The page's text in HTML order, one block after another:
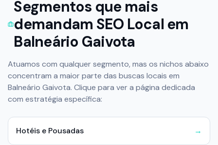
Segmentos que mais
demandam SEO Local em
Balneário Gaivota
Atuamos com qualquer segmento, mas os nichos abaixo
concentram a maior parte das buscas locais em
Balneário Gaivota. Clique para ver a página dedicada
com estratégia específica:
Hotéis e Pousadas →